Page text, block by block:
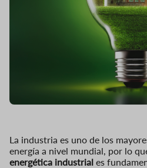
La industria es uno de los
energía a nivel mundial, por lo
energética industrial es